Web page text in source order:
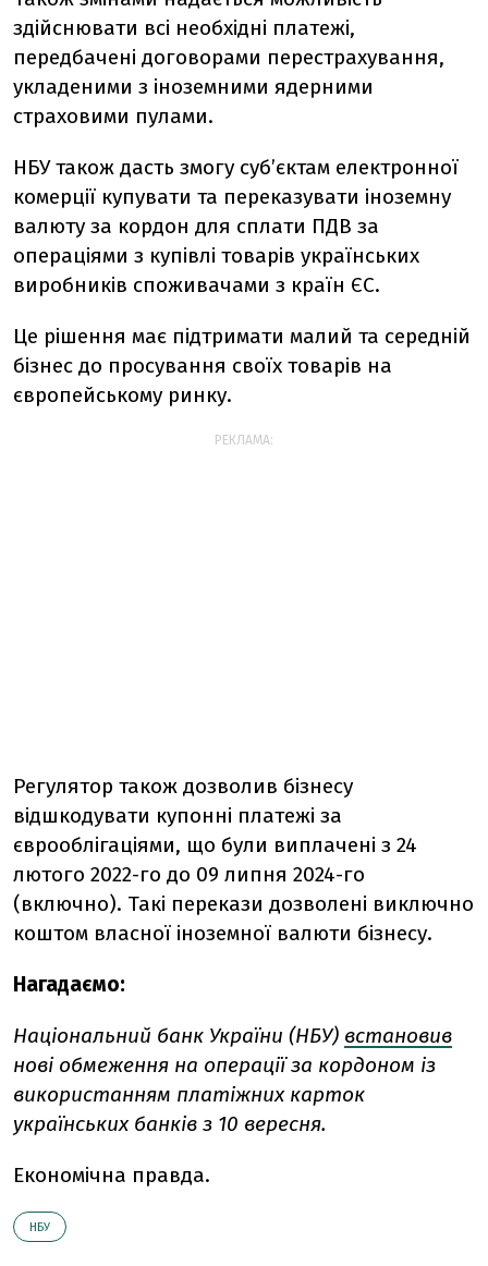
здійснювати всі необхідні платежі,
передбачені договорами перестрахування,
укладеними з іноземними ядерними
страховими пулами.
НБУ також дасть змогу суб’єктам електронної
комерції купувати та переказувати іноземну
валюту за кордон для сплати ПДВ за
операціями з купівлі товарів українських
виробників споживачами з країн ЄС.
Це рішення має підтримати малий та середній
бізнес до просування своїх товарів на
європейському ринку.
РЕКЛАМА:
Регулятор також дозволив бізнесу
відшкодувати купонні платежі за
єврооблігаціями, що були виплачені з 24
лютого 2022-го до 09 липня 2024-го
(включно). Такі перекази дозволені виключно
коштом власної іноземної валюти бізнесу.
Нагадаємо:
Національний банк України (НБУ) встановив
нові обмеження на операції за кордоном із
використанням платіжних карток
українських банків з 10 вересня.
Економічна правда.
НБУ